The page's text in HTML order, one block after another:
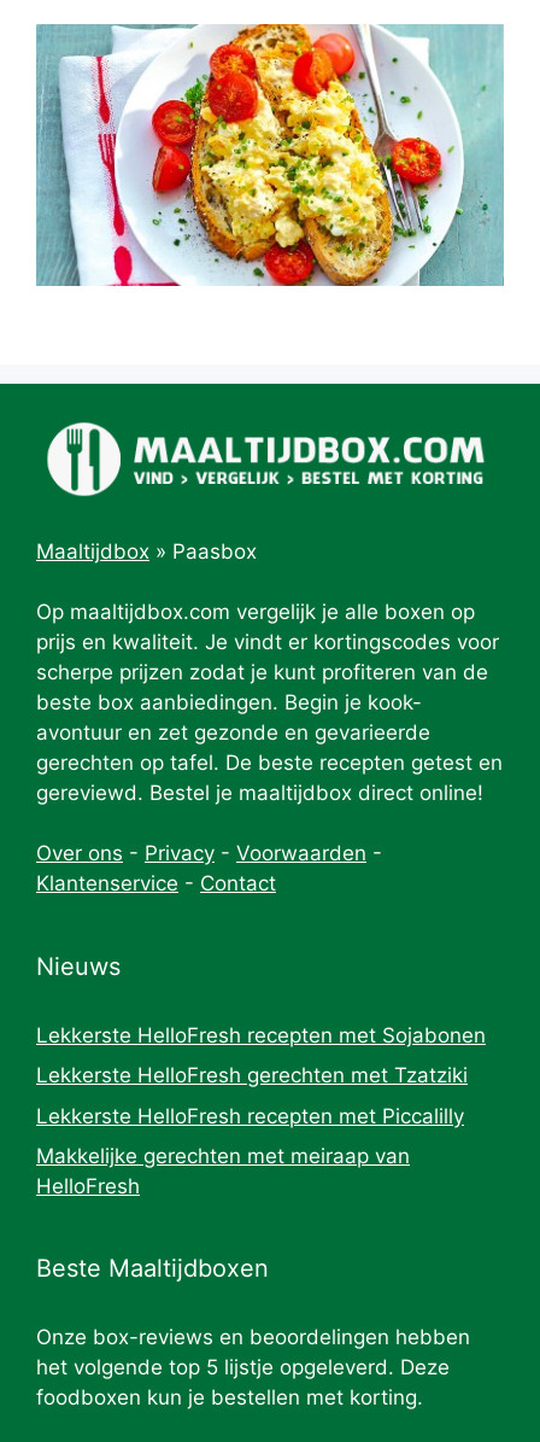
Maaltijdbox » Paasbox
Op maaltijdbox.com vergelijk je alle boxen op
prijs en kwaliteit. Je vindt er kortingscodes voor
scherpe prijzen zodat je kunt profiteren van de
beste box aanbiedingen. Begin je kook-
avontuur en zet gezonde en gevarieerde
gerechten op tafel. De beste recepten getest en
gereviewd. Bestel je maaltijdbox direct online!
Over ons - Privacy - Voorwaarden -
Klantenservice - Contact
Nieuws
Lekkerste HelloFresh recepten met Sojabonen
Lekkerste HelloFresh gerechten met Tzatziki
Lekkerste HelloFresh recepten met Piccalilly
Makkelijke gerechten met meiraap van
HelloFresh
Beste Maaltijdboxen
Onze box-reviews en beoordelingen hebben
het volgende top 5 lijstje opgeleverd. Deze
foodboxen kun je bestellen met korting.